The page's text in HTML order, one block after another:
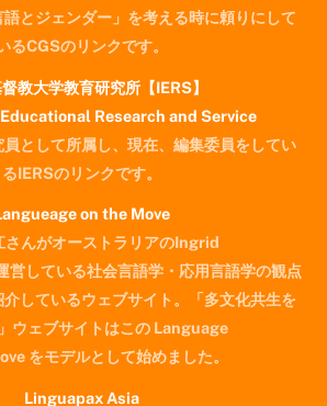
とジェンダー」を考える時に頼りにして
るCGSのリンクです。
教大学教育研究所【IERS】
Research and Service
として所属し、現在、編集委員をしてい
るIERSのリンクです。
on the Move
さんがオーストラリアのIngrid
している社会言語学・応用言語学の観点
しているウェブサイト。「多文化共生を
ウェブサイトはこの Language
をモデルとして始めました。
Linguapax Asia